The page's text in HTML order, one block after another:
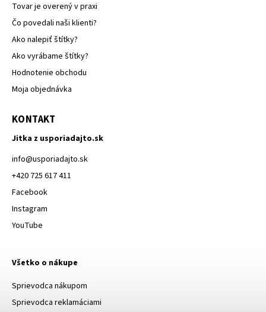
Tovar je overený v praxi
Čo povedali naši klienti?
Ako nalepiť štítky?
Ako vyrábame štítky?
Hodnotenie obchodu
Moja objednávka
KONTAKT
Jitka z usporiadajto.sk
info@usporiadajto.sk
+420 725 617 411
Facebook
Instagram
YouTube
Všetko o nákupe
Sprievodca nákupom
Sprievodca reklamáciami